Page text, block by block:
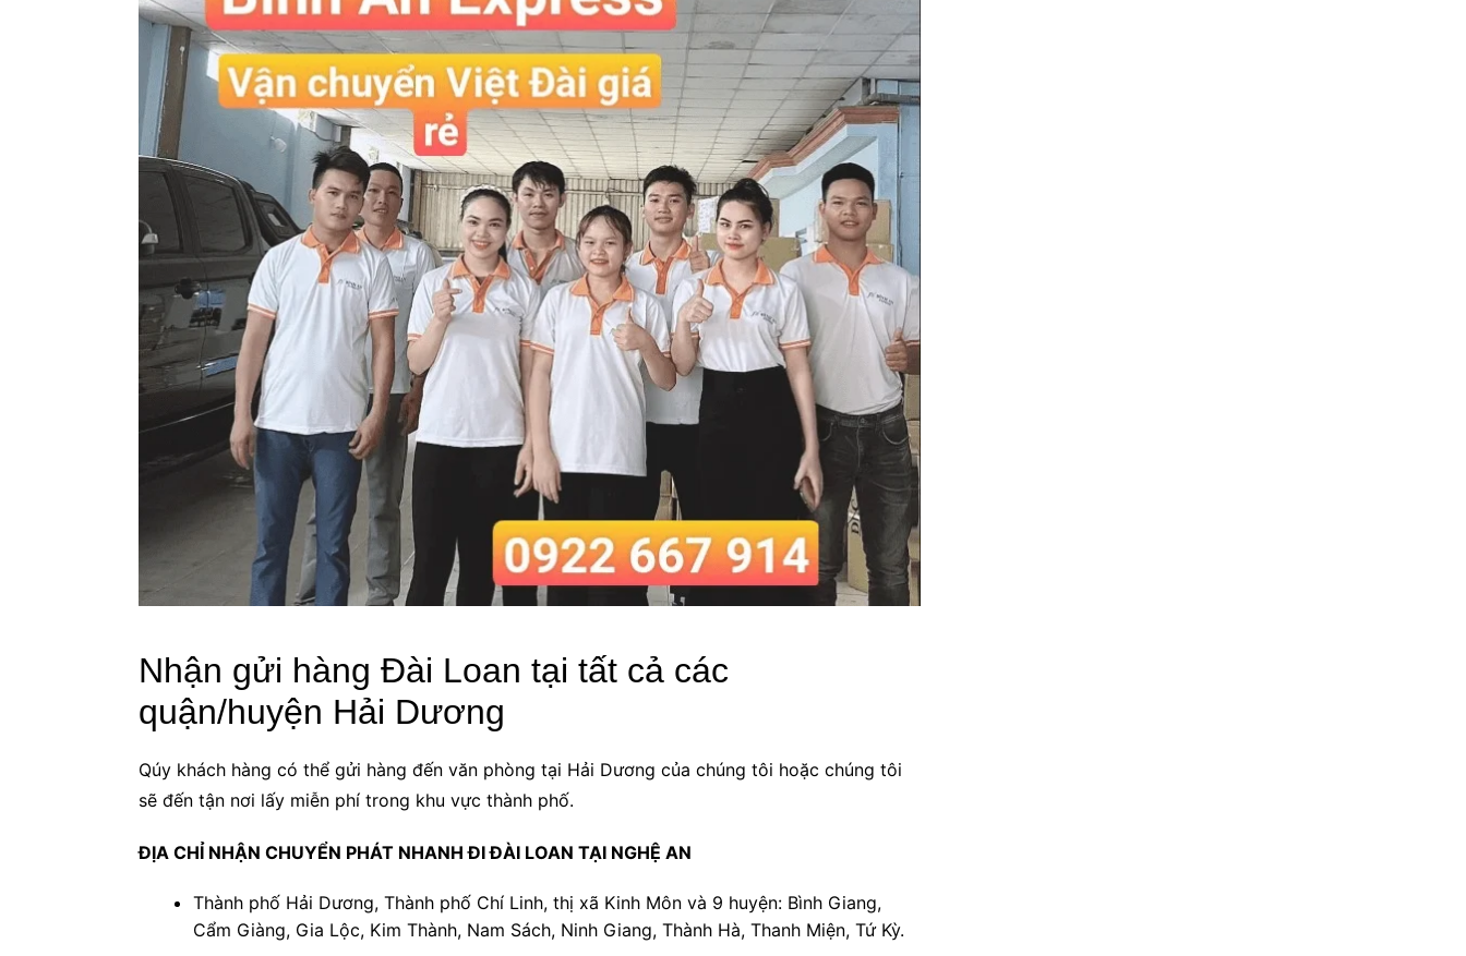
Nhận gửi hàng Đài Loan tại tất cả các
quận/huyện Hải Dương
Qúy khách hàng có thể gửi hàng đến văn phòng tại Hải Dương của chúng tôi hoặc chúng tôi
sẽ đến tận nơi lấy miễn phí trong khu vực thành phố.
ĐỊA CHỈ NHẬN CHUYỂN PHÁT NHANH ĐI ĐÀI LOAN TẠI NGHỆ AN
Thành phố Hải Dương, Thành phố Chí Linh, thị xã Kinh Môn và 9 huyện: Bình Giang,
Cẩm Giàng, Gia Lộc, Kim Thành, Nam Sách, Ninh Giang, Thành Hà, Thanh Miện, Tứ Kỳ.